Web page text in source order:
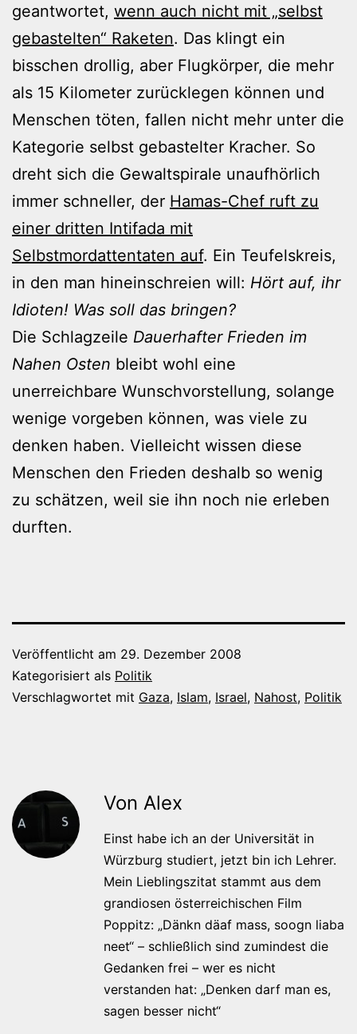
geantwortet, wenn auch nicht mit „selbst
gebastelten“ Raketen. Das klingt ein
bisschen drollig, aber Flugkörper, die mehr
als 15 Kilometer zurücklegen können und
Menschen töten, fallen nicht mehr unter die
Kategorie selbst gebastelter Kracher. So
dreht sich die Gewaltspirale unaufhörlich
immer schneller, der Hamas-Chef ruft zu
einer dritten Intifada mit
Selbstmordattentaten auf. Ein Teufelskreis,
in den man hineinschreien will: Hört auf, ihr
Idioten! Was soll das bringen?
Die Schlagzeile Dauerhafter Frieden im
Nahen Osten bleibt wohl eine
unerreichbare Wunschvorstellung, solange
wenige vorgeben können, was viele zu
denken haben. Vielleicht wissen diese
Menschen den Frieden deshalb so wenig
zu schätzen, weil sie ihn noch nie erleben
durften.
Veröffentlicht am 29. Dezember 2008
Kategorisiert als Politik
Verschlagwortet mit Gaza, Islam, Israel, Nahost, Politik
Von Alex
Einst habe ich an der Universität in
Würzburg studiert, jetzt bin ich Lehrer.
Mein Lieblingszitat stammt aus dem
grandiosen österreichischen Film
Poppitz: „Dänkn däaf mass, soogn liaba
neet“ – schließlich sind zumindest die
Gedanken frei – wer es nicht
verstanden hat: „Denken darf man es,
sagen besser nicht“